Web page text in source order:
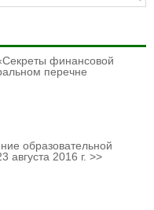
финансовой
перечне
образовательной
августа 2016 г. >>